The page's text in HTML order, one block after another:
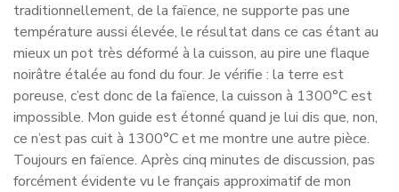
traditionnellement, de la faïence, ne supporte pas une
température aussi élevée, le résultat dans ce cas étant au
mieux un pot très déformé à la cuisson, au pire une flaque
noirâtre étalée au fond du four. Je vérifie : la terre est
poreuse, c’est donc de la faïence, la cuisson à 1300°C est
impossible. Mon guide est étonné quand je lui dis que, non,
ce n’est pas cuit à 1300°C et me montre une autre pièce.
Toujours en faïence. Après cinq minutes de discussion, pas
forcément évidente vu le français approximatif de mon